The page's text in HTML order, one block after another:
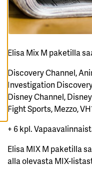
K
A
I
K
E
V
S
T
E
E
T
Elisa Mix M paketilla
Discovery Channel,
Investigation
Disney Channel,
Fight Sports, Mezzo,
+ 6 kpl.
Elisa MIX M paketilla
alla olevasta MIX-